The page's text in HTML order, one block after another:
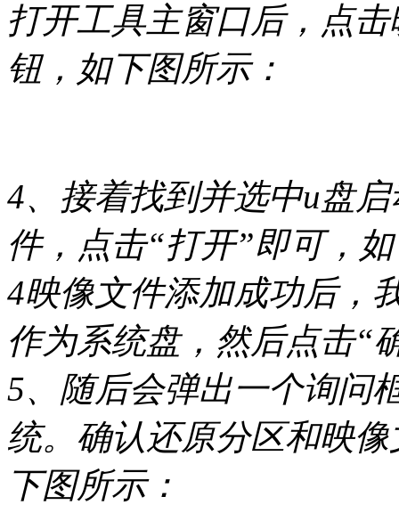
打开工具主窗口后，点
钮，如下图所示：
4、接着找到并选中u盘
件，点击“打开”即可，
4映像文件添加成功后，
作为系统盘，然后点击“
5、随后会弹出一个询问
统。确认还原分区和映
下图所示：